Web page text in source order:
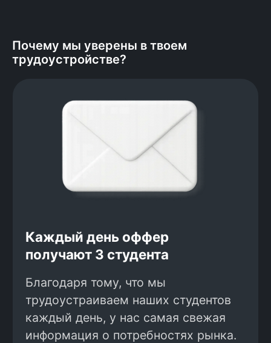
Почему мы уверены в твоем
трудоустройстве?